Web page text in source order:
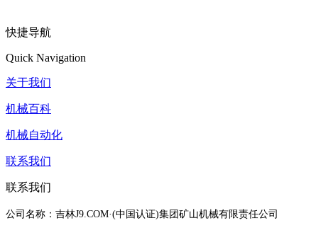
快捷导航
Quick Navigation
关于我们
机械百科
机械自动化
联系我们
联系我们
公司名称：吉林J9.COM·(中国认证)集团矿山机械有限责任公司